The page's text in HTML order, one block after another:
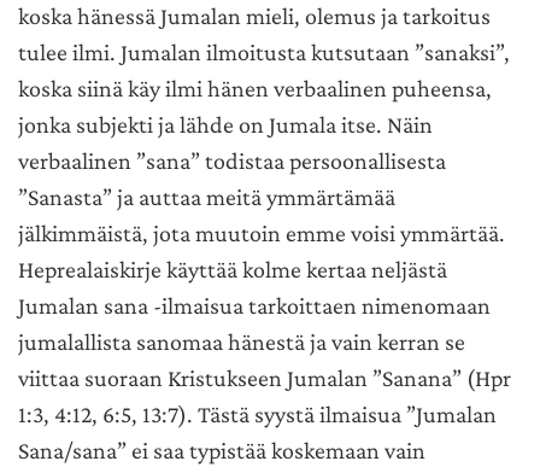
koska hänessä Jumalan mieli, olemus ja tarkoitus
tulee ilmi. Jumalan ilmoitusta kutsutaan ”sanaksi”,
koska siinä käy ilmi hänen verbaalinen puheensa,
jonka subjekti ja lähde on Jumala itse. Näin
verbaalinen ”sana” todistaa persoonallisesta
”Sanasta” ja auttaa meitä ymmärtämää
jälkimmäistä, jota muutoin emme voisi ymmärtää.
Heprealaiskirje käyttää kolme kertaa neljästä
Jumalan sana -ilmaisua tarkoittaen nimenomaan
jumalallista sanomaa hänestä ja vain kerran se
viittaa suoraan Kristukseen Jumalan ”Sanana” (Hpr
1:3, 4:12, 6:5, 13:7). Tästä syystä ilmaisua ”Jumalan
Sana/sana” ei saa typistää koskemaan vain